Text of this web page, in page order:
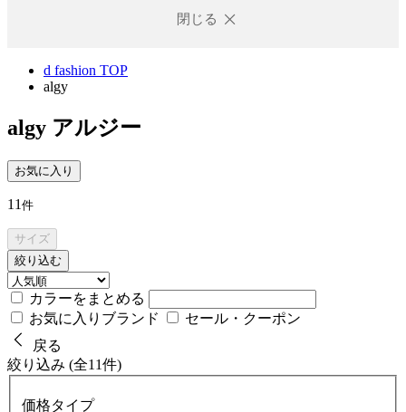
閉じる
d fashion TOP
algy
algy アルジー
お気に入り
11 件
サイズ
絞り込む
カラーをまとめる
お気に入りブランド
セール・クーポン
戻る
絞り込み (全11件)
価格タイプ